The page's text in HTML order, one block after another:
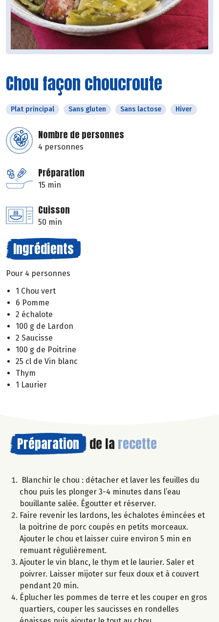
Chou façon choucroute
Plat principal Sans gluten Sans lactose Hiver
Nombre de personnes
4 personnes
Préparation
15 min
Cuisson
50 min
Ingrédients
Pour 4 personnes
1 Chou vert
6 Pomme
2 échalote
100 g de Lardon
2 Saucisse
100 g de Poitrine
25 cl de Vin blanc
Thym
1 Laurier
Préparation de la recette
Blanchir le chou : détacher et laver les feuilles du
chou puis les plonger 3-4 minutes dans l’eau
bouillante salée. Égoutter et réserver.
Faire revenir les lardons, les échalotes émincées et
la poitrine de porc coupés en petits morceaux.
Ajouter le chou et laisser cuire environ 5 min en
remuant régulièrement.
Ajouter le vin blanc, le thym et le laurier. Saler et
poivrer. Laisser mijoter sur feux doux et à couvert
pendant 20 min.
Éplucher les pommes de terre et les couper en gros
quartiers, couper les saucisses en rondelles